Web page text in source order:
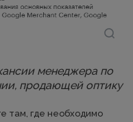
менеджера по
продающей оптику
там, где необходимо